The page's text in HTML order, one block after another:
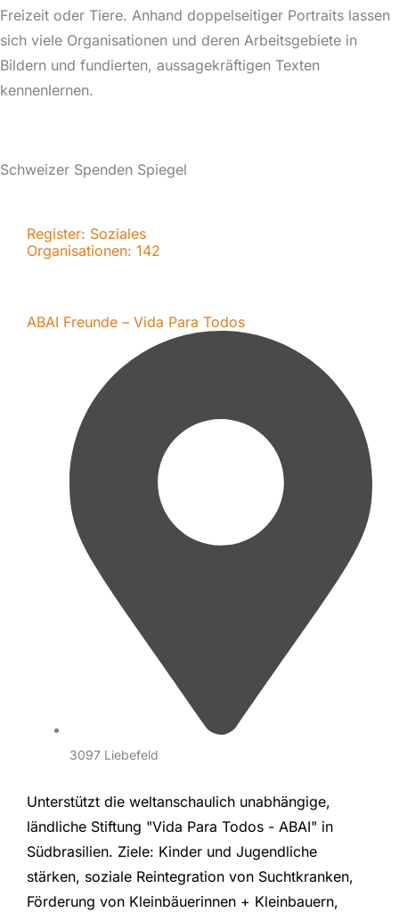
Freizeit oder Tiere. Anhand doppelseitiger Portraits lassen
sich viele Organisationen und deren Arbeitsgebiete in
Bildern und fundierten, aussagekräftigen Texten
kennenlernen.
Schweizer Spenden Spiegel
Register: Soziales
Organisationen: 142
ABAI Freunde – Vida Para Todos
3097 Liebefeld
Unterstützt die weltanschaulich unabhängige,
ländliche Stiftung "Vida Para Todos - ABAI" in
Südbrasilien. Ziele: Kinder und Jugendliche
stärken, soziale Reintegration von Suchtkranken,
Förderung von Kleinbäuerinnen + Kleinbauern,